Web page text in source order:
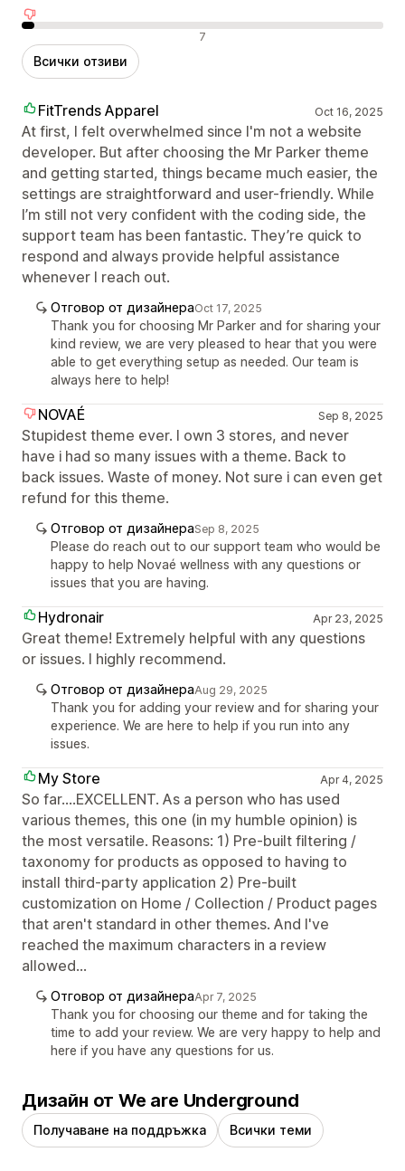
Отрицателни отзиви 7
Всички отзиви
FitTrends Apparel Oct 16, 2025
At first, I felt overwhelmed since I'm not a website
developer. But after choosing the Mr Parker theme
and getting started, things became much easier, the
settings are straightforward and user-friendly. While
I’m still not very confident with the coding side, the
support team has been fantastic. They’re quick to
respond and always provide helpful assistance
whenever I reach out.
Отговор от дизайнераOct 17, 2025
Thank you for choosing Mr Parker and for sharing your
kind review, we are very pleased to hear that you were
able to get everything setup as needed. Our team is
always here to help!
NOVAÉ Sep 8, 2025
Stupidest theme ever. I own 3 stores, and never
have i had so many issues with a theme. Back to
back issues. Waste of money. Not sure i can even get
refund for this theme.
Отговор от дизайнераSep 8, 2025
Please do reach out to our support team who would be
happy to help Novaé wellness with any questions or
issues that you are having.
Hydronair Apr 23, 2025
Great theme! Extremely helpful with any questions
or issues. I highly recommend.
Отговор от дизайнераAug 29, 2025
Thank you for adding your review and for sharing your
experience. We are here to help if you run into any
issues.
My Store Apr 4, 2025
So far....EXCELLENT. As a person who has used
various themes, this one (in my humble opinion) is
the most versatile. Reasons: 1) Pre-built filtering /
taxonomy for products as opposed to having to
install third-party application 2) Pre-built
customization on Home / Collection / Product pages
that aren't standard in other themes. And I've
reached the maximum characters in a review
allowed...
Отговор от дизайнераApr 7, 2025
Thank you for choosing our theme and for taking the
time to add your review. We are very happy to help and
here if you have any questions for us.
Дизайн от We are Underground
Получаване на поддръжка Всички теми